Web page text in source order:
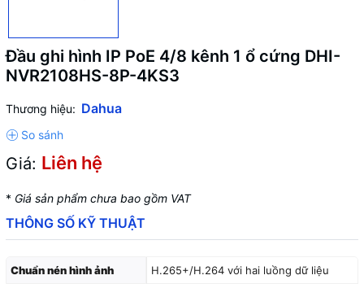
Đầu ghi hình IP PoE 4/8 kênh 1 ổ cứng DHI-
NVR2108HS-8P-4KS3
Thương hiệu: Dahua
Giá: Liên hệ
* Giá sản phẩm chưa bao gồm VAT
THÔNG SỐ KỸ THUẬT
Chuẩn nén hình ảnh H.265+/H.264 với hai luồng dữ liệu